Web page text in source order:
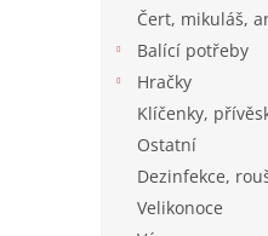
Čert, mikuláš,
Balící potřeby
Hračky
Klíčenky,
Ostatní
Dezinfekce,
Velikonoce